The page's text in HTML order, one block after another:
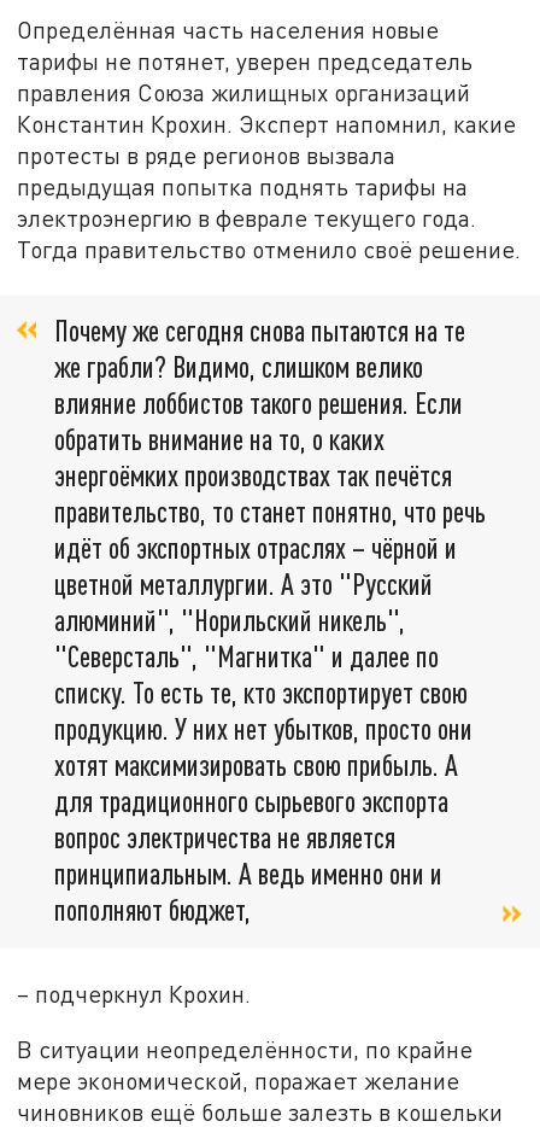
Определённая часть населения новые
тарифы не потянет, уверен председатель
правления Союза жилищных организаций
Константин Крохин. Эксперт напомнил, какие
протесты в ряде регионов вызвала
предыдущая попытка поднять тарифы на
электроэнергию в феврале текущего года.
Тогда правительство отменило своё решение.
Почему же сегодня снова пытаются на те
же грабли? Видимо, слишком велико
влияние лоббистов такого решения. Если
обратить внимание на то, о каких
энергоёмких производствах так печётся
правительство, то станет понятно, что речь
идёт об экспортных отраслях – чёрной и
цветной металлургии. А это "Русский
алюминий", "Норильский никель",
"Северсталь", "Магнитка" и далее по
списку. То есть те, кто экспортирует свою
продукцию. У них нет убытков, просто они
хотят максимизировать свою прибыль. А
для традиционного сырьевого экспорта
вопрос электричества не является
принципиальным. А ведь именно они и
пополняют бюджет,
– подчеркнул Крохин.
В ситуации неопределённости, по крайне
мере экономической, поражает желание
чиновников ещё больше залезть в кошельки